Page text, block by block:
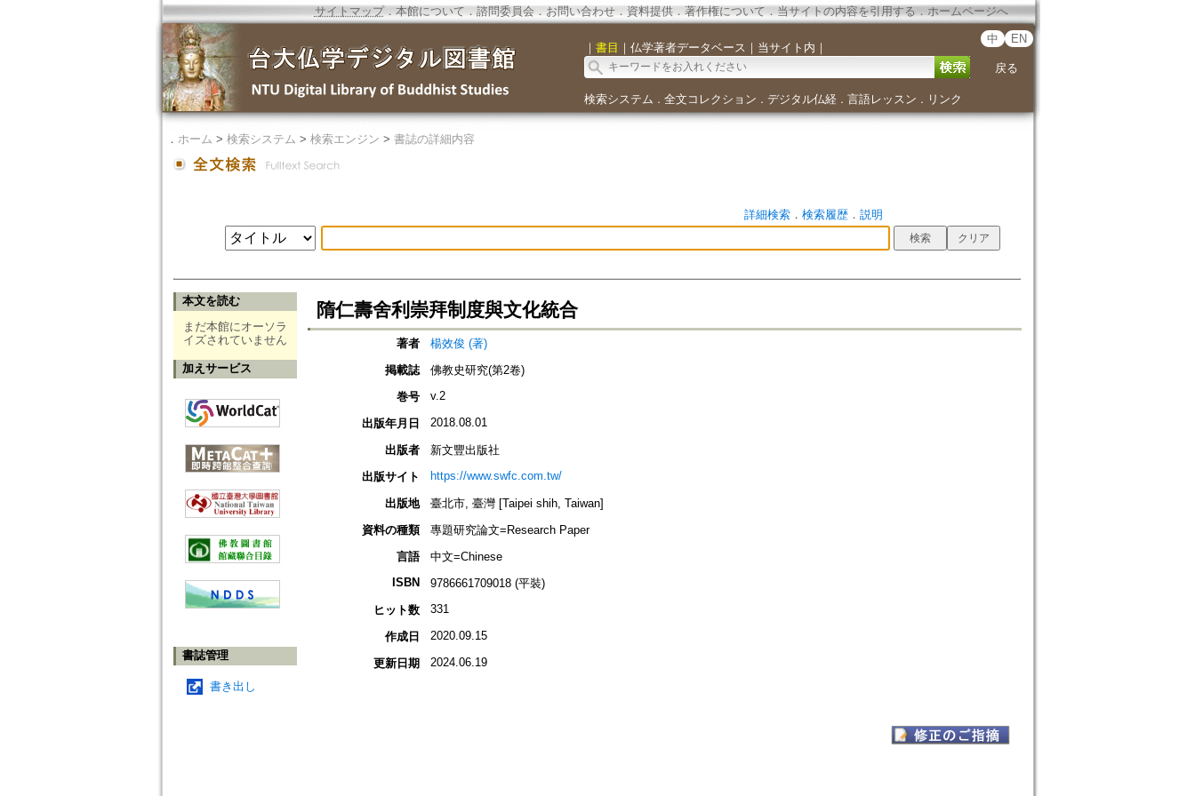
サイトマップ．本館について ． 諮問委員会． お問い合わせ． 資料提供． 著作権について．当サイトの内容を引用する ． ホームページへ
｜ 書目 ｜ 仏学著者データベース ｜ 当サイト内 ｜
中 EN
戻る
検索システム ． 全文コレクション ． デジタル仏経． 言語レッスン ． リンク
． ホーム > 検索システム > 検索エンジン > 書誌の詳細内容
詳細検索． 検索履歴． 説明
本文を読む
まだ本館にオーソラ
イズされていません
加えサービス
書誌管理
書き出し
隋仁壽舍利崇拜制度與文化統合
著者
楊效俊 (著)
掲載誌
佛教史研究(第2卷)
巻号
v.2
出版年月日 2018.08.01
出版者
新文豐出版社
出版サイト
https://www.swfc.com.tw/
出版地
臺北市, 臺灣 [Taipei shih, Taiwan]
資料の種類
專題研究論文=Research Paper
言語
中文=Chinese
ISBN
9786661709018 (平裝)
ヒット数
331
作成日 2020.09.15
更新日期 2024.06.19